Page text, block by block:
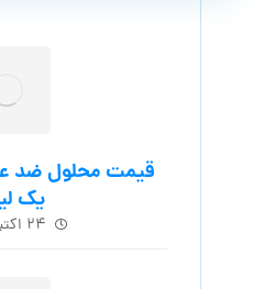
قیمت محلول ضد
یک
۲۴ اکتبر, ۲۰۲۱